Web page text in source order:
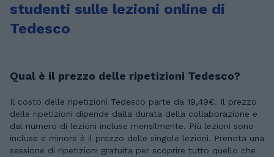
studenti sulle lezioni online di
Tedesco
Qual è il prezzo delle ripetizioni Tedesco?
Il costo delle ripetizioni Tedesco parte da 19,49€. Il prezzo
delle ripetizioni dipende dalla durata della collaborazione e
dal numero di lezioni incluse mensilmente. Più lezioni sono
incluse e minore è il prezzo delle singole lezioni. Prenota una
sessione di ripetizioni gratuita per scoprire tutto quello che